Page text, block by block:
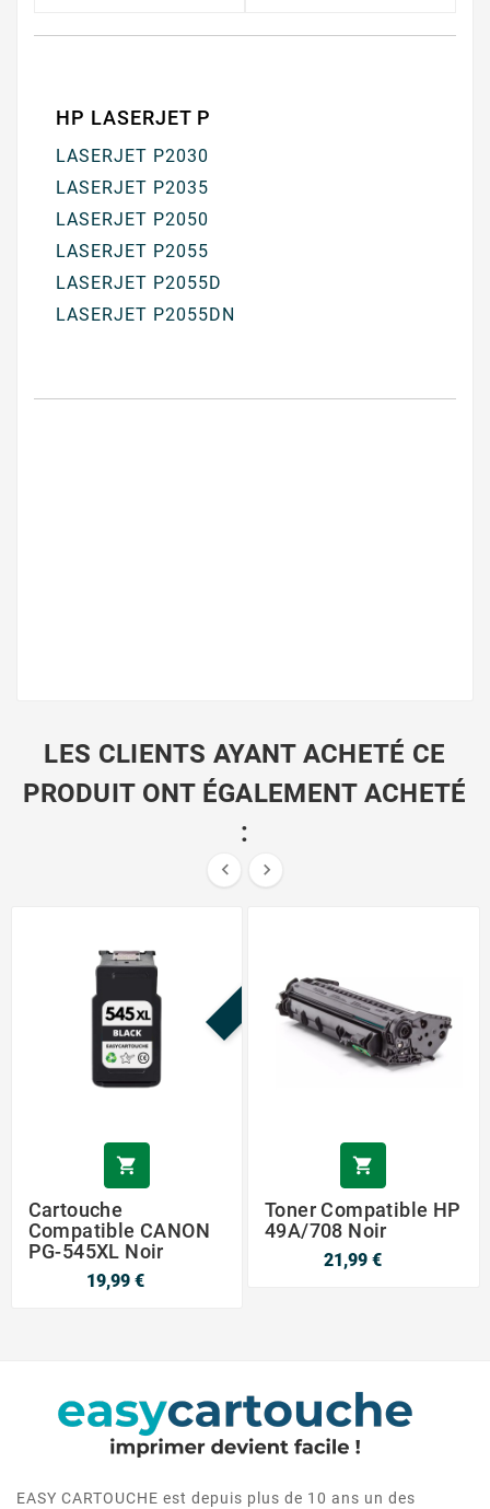
HP LASERJET P
LASERJET P2030
LASERJET P2035
LASERJET P2050
LASERJET P2055
LASERJET P2055D
LASERJET P2055DN
LES CLIENTS AYANT ACHETÉ CE
PRODUIT ONT ÉGALEMENT ACHETÉ
:
 
PROMO !

Cartouche
Compatible CANON
PG-545XL Noir
19,99 €

Toner Compatible HP
49A/708 Noir
21,99 €
EASY CARTOUCHE est depuis plus de 10 ans un des